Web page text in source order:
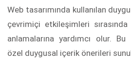
Web tasarımında kullanılan
çevrimiçi etkileşimleri sırasında
anlamalarına yardımcı olur. Bu
özel duygusal içerik önerileri